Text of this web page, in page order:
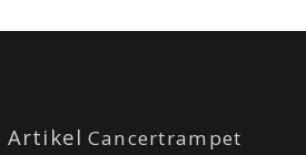
Artikel Cancertrampet